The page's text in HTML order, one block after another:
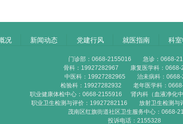
况 新闻动态 党建行风 就医指南 科
门诊部：0668-2155016 急诊：0668-
骨科：19927282967 康复医学科：0668-
中医科：19927282965 治未病科：0668-
检验科：19927282932 老年医学科：
职业健康体检中心：0668-2155916 肾内科（血液净化
职业卫生检测与评价：19927282116 放射卫生检测与
茂南区红旗街道社区卫生服务中心：0668-
投诉电话：2155328